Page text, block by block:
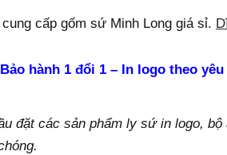
cấp gốm sứ Minh Long giá sỉ.
hành 1 đổi 1 – In logo theo
đặt các sản phẩm ly sứ in logo,